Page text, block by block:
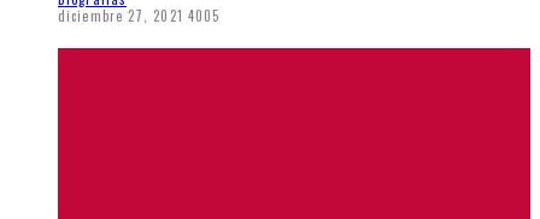
diciembre 27, 2021 4005